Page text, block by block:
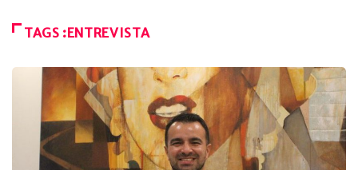
TAGS :ENTREVISTA